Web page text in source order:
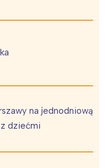
na jednodniową
dziećmi